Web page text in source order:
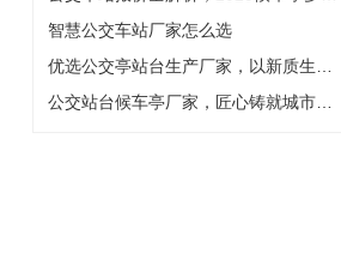
智慧公交车站厂家怎么选